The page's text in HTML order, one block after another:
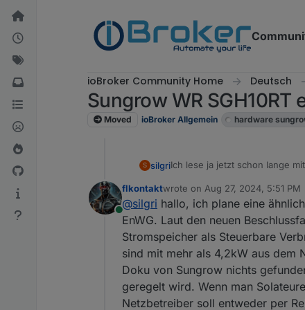
Skip to content
ioBroker Community Home Deutsch
Sungrow WR
Moved ioBroker Allgemein hardware
S silgriIch lese ja jetzt schon lange
versucht, klappt irgendwie nicht.
Also habe ich mir ein Blockly
EMS Zwangsmodus (externe
Netzbetreibers
Das funktioniert wunderbar,
Verfügung stellen.
Nun meine etwas OT Frage:
Was passiert bei Netzausfall.
müßten dann automatisch
Online
flkontaktwrote on Aug 27, 2024, 5:51 PM
last edited by
@silgri hallo, ich plane eine
EnWG. Laut den neuen
Stromspeicher als Steuerbare
sind mit mehr als 4,2kW aus dem
Doku von Sungrow nichts
geregelt wird. Wenn man
Netzbetreiber soll entweder per